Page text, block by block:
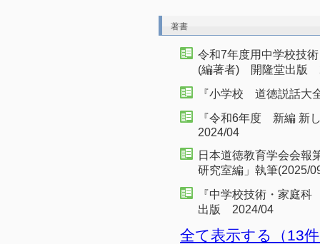
著書
令和7年度用中学校技
(編著者) 開隆堂出版
『小学校 道徳説話
『令和6年度 新編
2024/04
日本道徳教育学会会
研究室編」執筆(2025/
『中学校技術・家庭
出版 2024/04
全て表示する（13